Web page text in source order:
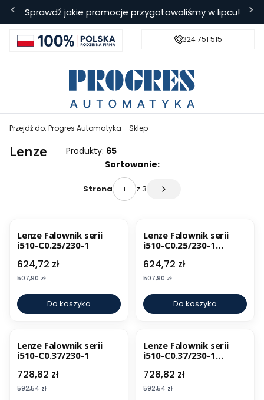
Sprawdź jakie promocje przygotowaliśmy w lipcu!
Bezpieczna wysyłka
324 751 515
Przejdź do: Progres Automatyka - Sklep
Lenze Produkty: 65
Sortowanie:
Strona z 3 Następne produkty
Lenze Falownik serii
i510-C0.25/230-1
Cena
624,72 zł
Cena
507,90 zł
Do koszyka
Lenze Falownik serii
i510-C0.25/230-1
Cena
624,72 zł
Cena
507,90 zł
Do koszyka
Lenze Falownik serii
i510-C0.37/230-1
Cena
728,82 zł
Cena
592,54 zł
Lenze Falownik serii
i510-C0.37/230-1
Cena
728,82 zł
Cena
592,54 zł